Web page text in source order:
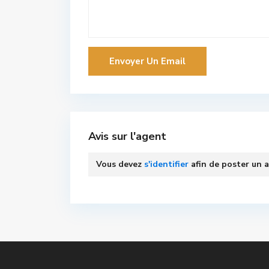
Avis sur l'agent
Vous devez s'identifier afin de poster un